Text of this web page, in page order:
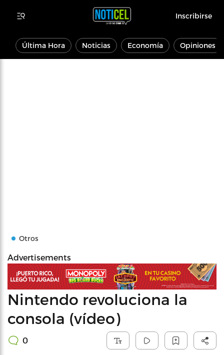
Inscribirse
Última Hora Noticias Economía Opiniones
Otros
Advertisements
Nintendo revoluciona la
consola (vídeo)
0